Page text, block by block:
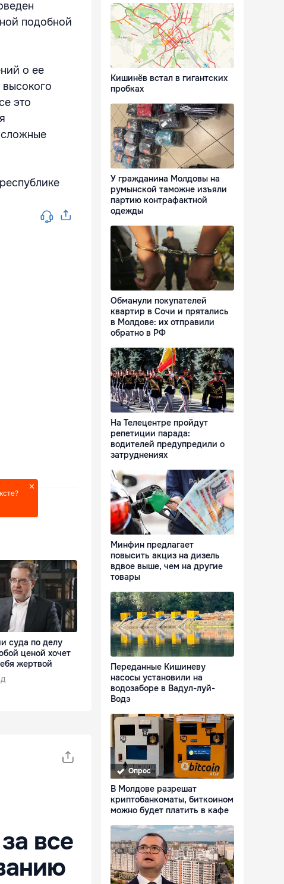
подобной
о ее
это
сложные
суда по делу
ценой хочет
жертвой
все
Кишинёв встал в гигантских
пробках
У гражданина Молдовы на
румынской таможне изъяли
партию контрафактной
одежды
Обманули покупателей
квартир в Сочи и прятались
в Молдове: их отправили
обратно в РФ
На Телецентре пройдут
репетиции парада:
водителей предупредили о
затруднениях
Минфин предлагает
повысить акциз на дизель
вдвое выше, чем на другие
товары
Переданные Кишиневу
насосы установили на
водозаборе в Вадул-луй-
Водэ
Опрос
В Молдове разрешат
криптобанкоматы, биткоином
можно будет платить в кафе